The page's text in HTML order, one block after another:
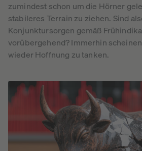
zumindest schon um die Hörner
stabileres Terrain zu ziehen. Sind
Konjunktursorgen gemäß
vorübergehend? Immerhin
wieder Hoffnung zu tanken.